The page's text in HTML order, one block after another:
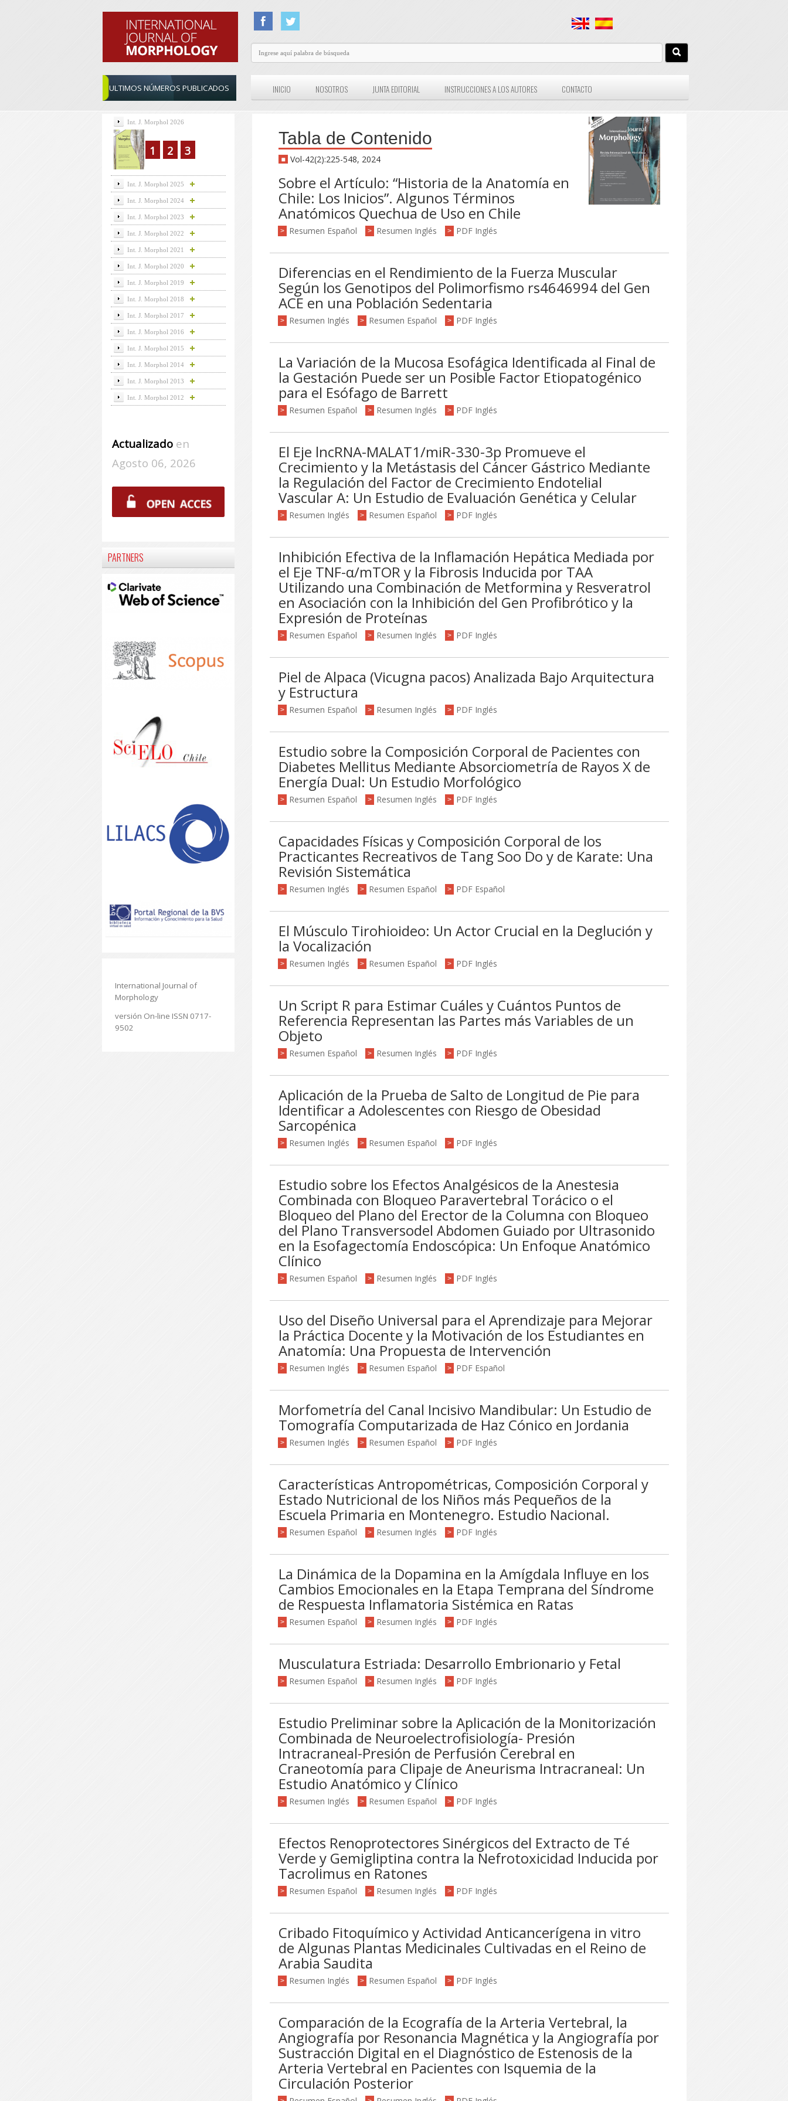
ULTIMOS NÚMEROS PUBLICADOS INICIO NOSOTROS JUNTA EDITORIAL INSTRUCCIONES A LOS AUTORES CONTACTO
Tabla de Contenido
Vol-42(2):225-548, 2024
Sobre el Artículo: “Historia de la Anatomía en
Chile: Los Inicios”. Algunos Términos
Anatómicos Quechua de Uso en Chile
> Resumen Español > Resumen Inglés > PDF Inglés
Diferencias en el Rendimiento de la Fuerza Muscular
Según los Genotipos del Polimorfismo rs4646994 del Gen
ACE en una Población Sedentaria
> Resumen Inglés > Resumen Español > PDF Inglés
La Variación de la Mucosa Esofágica Identificada al Final de
la Gestación Puede ser un Posible Factor Etiopatogénico
para el Esófago de Barrett
> Resumen Español > Resumen Inglés > PDF Inglés
El Eje lncRNA-MALAT1/miR-330-3p Promueve el
Crecimiento y la Metástasis del Cáncer Gástrico Mediante
la Regulación del Factor de Crecimiento Endotelial
Vascular A: Un Estudio de Evaluación Genética y Celular
> Resumen Inglés > Resumen Español > PDF Inglés
Inhibición Efectiva de la Inflamación Hepática Mediada por
el Eje TNF-α/mTOR y la Fibrosis Inducida por TAA
Utilizando una Combinación de Metformina y Resveratrol
en Asociación con la Inhibición del Gen Profibrótico y la
Expresión de Proteínas
> Resumen Español > Resumen Inglés > PDF Inglés
Piel de Alpaca (Vicugna pacos) Analizada Bajo Arquitectura
y Estructura
> Resumen Español > Resumen Inglés > PDF Inglés
Estudio sobre la Composición Corporal de Pacientes con
Diabetes Mellitus Mediante Absorciometría de Rayos X de
Energía Dual: Un Estudio Morfológico
> Resumen Español > Resumen Inglés > PDF Inglés
Capacidades Físicas y Composición Corporal de los
Practicantes Recreativos de Tang Soo Do y de Karate: Una
Revisión Sistemática
> Resumen Inglés > Resumen Español > PDF Español
El Músculo Tirohioideo: Un Actor Crucial en la Deglución y
la Vocalización
> Resumen Inglés > Resumen Español > PDF Inglés
Un Script R para Estimar Cuáles y Cuántos Puntos de
Referencia Representan las Partes más Variables de un
Objeto
> Resumen Español > Resumen Inglés > PDF Inglés
Aplicación de la Prueba de Salto de Longitud de Pie para
Identificar a Adolescentes con Riesgo de Obesidad
Sarcopénica
> Resumen Inglés > Resumen Español > PDF Inglés
Estudio sobre los Efectos Analgésicos de la Anestesia
Combinada con Bloqueo Paravertebral Torácico o el
Bloqueo del Plano del Erector de la Columna con Bloqueo
del Plano Transversodel Abdomen Guiado por Ultrasonido
en la Esofagectomía Endoscópica: Un Enfoque Anatómico
Clínico
> Resumen Español > Resumen Inglés > PDF Inglés
Uso del Diseño Universal para el Aprendizaje para Mejorar
la Práctica Docente y la Motivación de los Estudiantes en
Anatomía: Una Propuesta de Intervención
> Resumen Inglés > Resumen Español > PDF Español
Morfometría del Canal Incisivo Mandibular: Un Estudio de
Tomografía Computarizada de Haz Cónico en Jordania
> Resumen Inglés > Resumen Español > PDF Inglés
Características Antropométricas, Composición Corporal y
Estado Nutricional de los Niños más Pequeños de la
Escuela Primaria en Montenegro. Estudio Nacional.
> Resumen Español > Resumen Inglés > PDF Inglés
La Dinámica de la Dopamina en la Amígdala Influye en los
Cambios Emocionales en la Etapa Temprana del Síndrome
de Respuesta Inflamatoria Sistémica en Ratas
> Resumen Español > Resumen Inglés > PDF Inglés
Musculatura Estriada: Desarrollo Embrionario y Fetal
> Resumen Español > Resumen Inglés > PDF Inglés
Estudio Preliminar sobre la Aplicación de la Monitorización
Combinada de Neuroelectrofisiología- Presión
Intracraneal-Presión de Perfusión Cerebral en
Craneotomía para Clipaje de Aneurisma Intracraneal: Un
Estudio Anatómico y Clínico
> Resumen Inglés > Resumen Español > PDF Inglés
Efectos Renoprotectores Sinérgicos del Extracto de Té
Verde y Gemigliptina contra la Nefrotoxicidad Inducida por
Tacrolimus en Ratones
> Resumen Español > Resumen Inglés > PDF Inglés
Cribado Fitoquímico y Actividad Anticancerígena in vitro
de Algunas Plantas Medicinales Cultivadas en el Reino de
Arabia Saudita
> Resumen Inglés > Resumen Español > PDF Inglés
Comparación de la Ecografía de la Arteria Vertebral, la
Angiografía por Resonancia Magnética y la Angiografía por
Sustracción Digital en el Diagnóstico de Estenosis de la
Arteria Vertebral en Pacientes con Isquemia de la
Circulación Posterior
Int. J. Morphol 2026
1 2 3
Int. J. Morphol 2025
Int. J. Morphol 2024
Int. J. Morphol 2023
Int. J. Morphol 2022
Int. J. Morphol 2021
Int. J. Morphol 2020
Int. J. Morphol 2019
Int. J. Morphol 2018
Int. J. Morphol 2017
Int. J. Morphol 2016
Int. J. Morphol 2015
Int. J. Morphol 2014
Int. J. Morphol 2013
Int. J. Morphol 2012
Actualizadoen
Agosto 06, 2026
PARTNERS
International Journal of
Morphology
versión On-line ISSN 0717-
9502